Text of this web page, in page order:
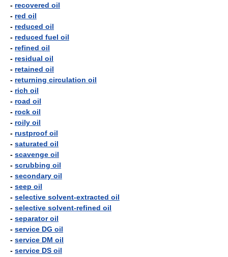
- recovered oil
- red oil
- reduced oil
- reduced fuel oil
- refined oil
- residual oil
- retained oil
- returning circulation oil
- rich oil
- road oil
- rock oil
- roily oil
- rustproof oil
- saturated oil
- scavenge oil
- scrubbing oil
- secondary oil
- seep oil
- selective solvent-extracted oil
- selective solvent-refined oil
- separator oil
- service DG oil
- service DM oil
- service DS oil